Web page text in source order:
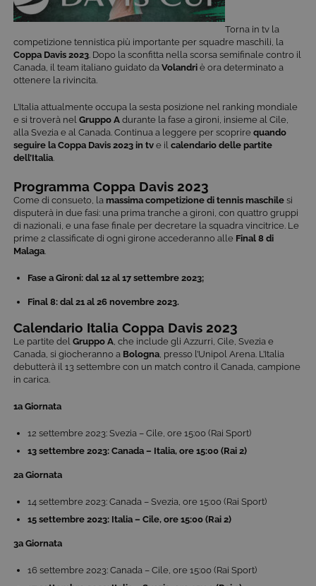
Torna in tv la
competizione tennistica più importante per squadre maschili, la
Coppa Davis 2023 . Dopo la sconfitta nella scorsa semifinale contro il
Canada, il team italiano guidato da Volandri è ora determinato a
ottenere la rivincita.
L’Italia attualmente occupa la sesta posizione nel ranking mondiale
e si troverà nel Gruppo A durante la fase a gironi, insieme al Cile,
alla Svezia e al Canada. Continua a leggere per scoprire quando
seguire la Coppa Davis 2023 in tv e il calendario delle partite
dell’Italia
Programma Coppa Davis 2023
Come di consueto, la massima competizione di tennis maschile si
disputerà in due fasi: una prima tranche a gironi, con quattro gruppi
di nazionali, e una fase finale per decretare la squadra vincitrice. Le
prime 2 classificate di ogni girone accederanno alle Final 8 di
Malaga
Fase a Gironi: dal 12 al 17 settembre 2023;
Final 8: dal 21 al 26 novembre 2023.
Calendario Italia Coppa Davis 2023
Le partite del Gruppo A , che include gli Azzurri, Cile, Svezia e
Canada, si giocheranno a Bologna , presso l’Unipol Arena. L’Italia
debutterà il 13 settembre con un match contro il Canada, campione
in carica.
1a Giornata
12 settembre 2023: Svezia – Cile, ore 15:00 (Rai Sport)
13 settembre 2023: Canada – Italia, ore 15:00 (Rai 2)
2a Giornata
14 settembre 2023: Canada – Svezia, ore 15:00 (Rai Sport)
15 settembre 2023: Italia – Cile, ore 15:00 (Rai 2)
3a Giornata
16 settembre 2023: Canada – Cile, ore 15:00 (Rai Sport)